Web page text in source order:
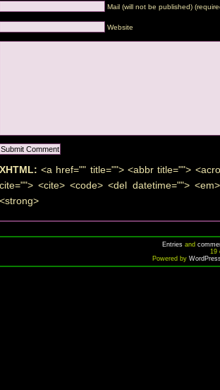
Mail (will not be published)
Website
XHTML: <a href="" title=""> <abbr title="">
cite=""> <cite> <code> <del datetime="">
<strong>
Entriesand
19
Powered by